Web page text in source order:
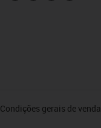
Condições gerais de venda